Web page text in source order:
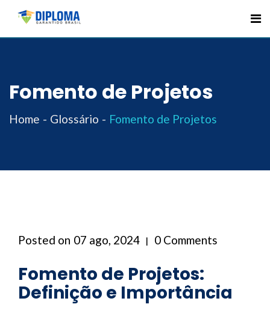
Skip
Fomento de Projetos
Home Glossário Fomento de Projetos
Posted on 07 ago, 2024 0 Comments
Fomento de Projetos:
Definição e Importância